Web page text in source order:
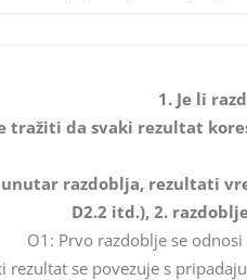
1. Je li
tražiti da svaki rezultat
razdoblja, rezultati
D2.2 itd.), 2.
O1: Prvo razdoblje se
rezultat se povezuje s